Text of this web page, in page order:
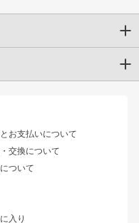
お支払いについて
交換について
ついて
入り
ト
ッツァ
ングライン
クライン
ームライン